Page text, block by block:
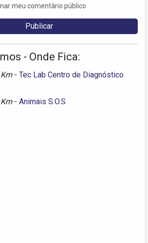
meu comentário público
- Onde Fica:
- Tec Lab Centro de Diagnóstico
- Animais S.O.S